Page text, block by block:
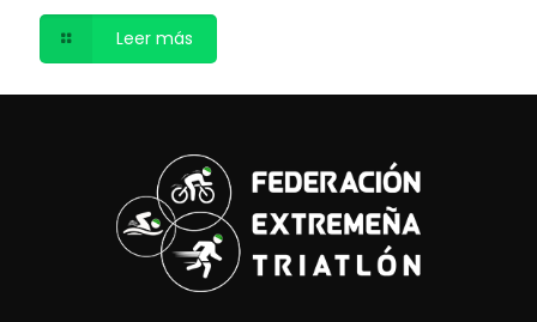
Leer más